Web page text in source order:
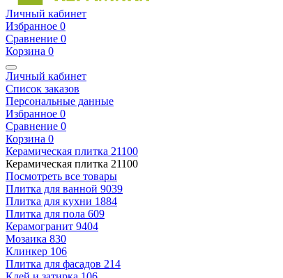
Личный кабинет
Избранное 0
Сравнение 0
Корзина 0
Личный кабинет
Список заказов
Персональные данные
Избранное 0
Сравнение 0
Корзина 0
Керамическая плитка 21100
Керамическая плитка 21100
Посмотреть все товары
Плитка для ванной 9039
Плитка для кухни 1884
Плитка для пола 609
Керамогранит 9404
Мозаика 830
Клинкер 106
Плитка для фасадов 214